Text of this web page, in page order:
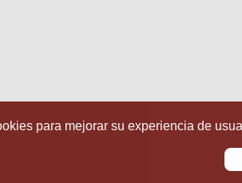
para mejorar su experiencia de